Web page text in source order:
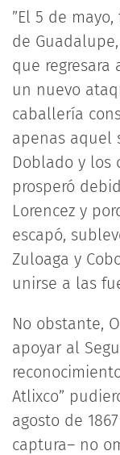
”El 5 de
de Guadalupe,
que
un nuevo
caballería
apenas aquel
Doblado y los
prosperó
Lorencez y
escapó,
Zuloaga y
unirse a las
No obstante,
apoyar al
Atlixco”
agosto de
captura– no